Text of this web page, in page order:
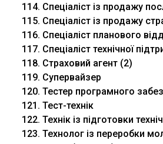
114. Спеціаліст із продажу
115. Спеціаліст із продажу
116. Спеціаліст планового
117. Спеціаліст технічної
118. Страховий агент (2)
119. Супервайзер
120. Тестер програмного
121. Тест-технік
122. Технік із підготовки
123. Технолог із переробки